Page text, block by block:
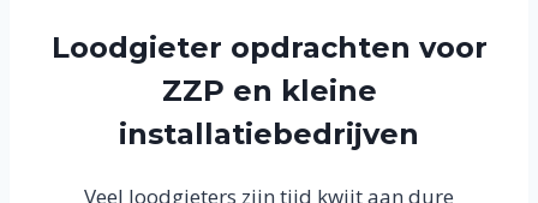
Loodgieter opdrachten voor
ZZP en kleine
installatiebedrijven
Veel loodgieters zijn tijd kwijt aan dure